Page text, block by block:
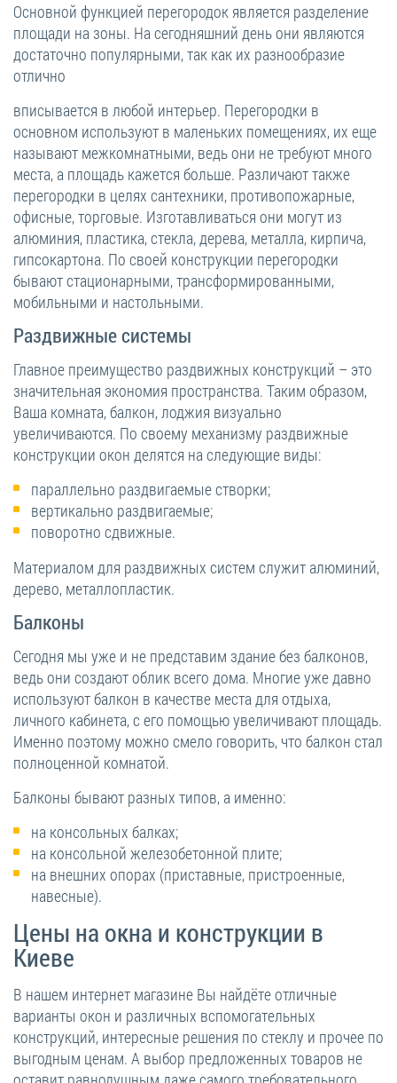
Основной функцией перегородок является разделение
площади на зоны. На сегодняшний день они являются
достаточно популярными, так как их разнообразие
отлично
вписывается в любой интерьер. Перегородки в
основном используют в маленьких помещениях, их еще
называют межкомнатными, ведь они не требуют много
места, а площадь кажется больше. Различают также
перегородки в целях сантехники, противопожарные,
офисные, торговые. Изготавливаться они могут из
алюминия, пластика, стекла, дерева, металла, кирпича,
гипсокартона. По своей конструкции перегородки
бывают стационарными, трансформированными,
мобильными и настольными.
Раздвижные системы
Главное преимущество раздвижных конструкций – это
значительная экономия пространства. Таким образом,
Ваша комната, балкон, лоджия визуально
увеличиваются. По своему механизму раздвижные
конструкции окон делятся на следующие виды:
параллельно раздвигаемые створки;
вертикально раздвигаемые;
поворотно сдвижные.
Материалом для раздвижных систем служит алюминий,
дерево, металлопластик.
Балконы
Сегодня мы уже и не представим здание без балконов,
ведь они создают облик всего дома. Многие уже давно
используют балкон в качестве места для отдыха,
личного кабинета, с его помощью увеличивают площадь.
Именно поэтому можно смело говорить, что балкон стал
полноценной комнатой.
Балконы бывают разных типов, а именно:
на консольных балках;
на консольной железобетонной плите;
на внешних опорах (приставные, пристроенные,
навесные).
Цены на окна и конструкции в
Киеве
В нашем интернет магазине Вы найдёте отличные
варианты окон и различных вспомогательных
конструкций, интересные решения по стеклу и прочее по
выгодным ценам. А выбор предложенных товаров не